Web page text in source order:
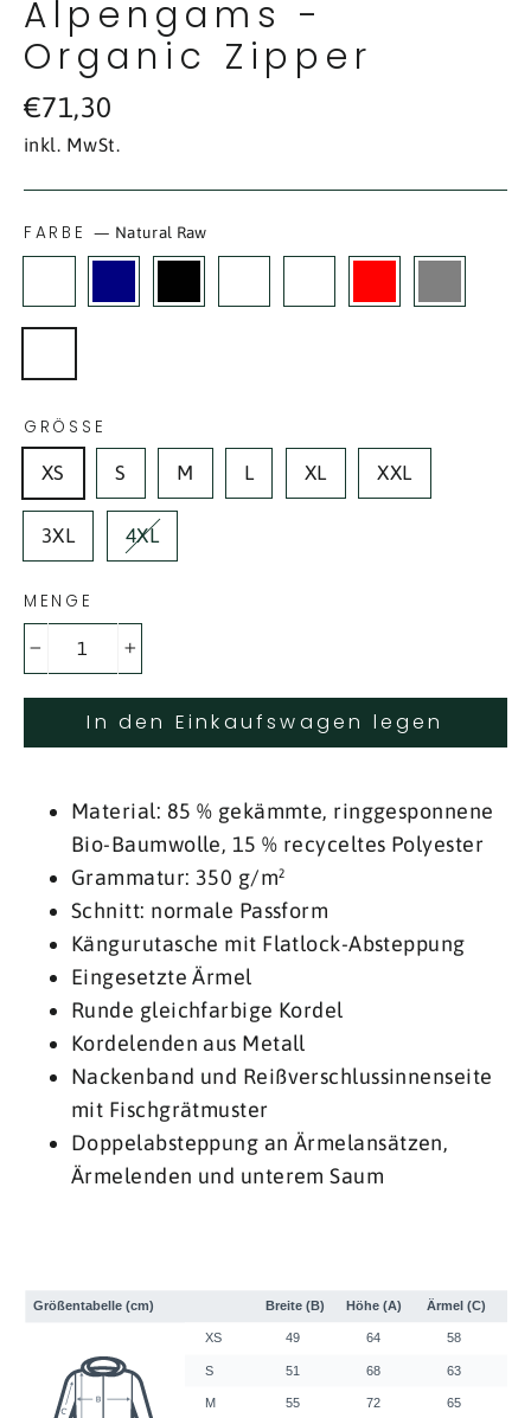
Alpengams -
Organic Zipper
Normaler
Preis
€71,30
inkl. MwSt.
FARBE— Natural Raw
GRÖSSE
XS S M L XL XXL
3XL 4XL
MENGE
In den Einkaufswagen legen
Material: 85 % gekämmte, ringgesponnene
Bio-Baumwolle, 15 % recyceltes Polyester
Grammatur: 350 g/m²
Schnitt: normale Passform
Kängurutasche mit Flatlock-Absteppung
Eingesetzte Ärmel
Runde gleichfarbige Kordel
Kordelenden aus Metall
Nackenband und Reißverschlussinnenseite
mit Fischgrätmuster
Doppelabsteppung an Ärmelansätzen,
Ärmelenden und unterem Saum